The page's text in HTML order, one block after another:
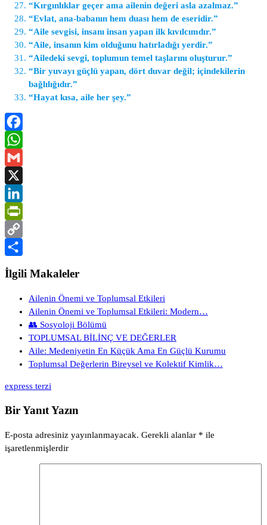
“Kırgınlıklar geçer ama ailenin değeri asla azalmaz.”
“Evlat, ana-babanın hem duası hem de eseridir.”
“Aile sevgisi, insanı insan yapan ilk kıvılcımdır.”
“Aile, insanın kim olduğunu hatırladığı yerdir.”
“Ailedeki sevgi, toplumun temel taşlarını oluşturur.”
“Bir yuvayı güçlü yapan, dört duvar değil; içindekilerin
bağlılığıdır.”
“Hayat kısa, aile her şey.”
Facebook
WhatsApp
Gmail
X
LinkedIn
PrintFriendly
Copy
Link
Share
İlgili Makaleler
Ailenin Önemi ve Toplumsal Etkileri
Ailenin Önemi ve Toplumsal Etkileri: Modern…
👥 Sosyoloji Bölümü
TOPLUMSAL BİLİNÇ VE DEĞERLER
Aile: Medeniyetin En Küçük Ama En Güçlü Kurumu
Toplumsal Değerlerin Bireysel ve Kolektif Kimlik…
express terzi
Bir Yanıt Yazın
E-posta adresiniz yayınlanmayacak. Gerekli alanlar * ile
işaretlenmişlerdir